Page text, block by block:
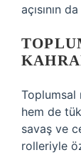
açısının
Toplumsal
hem de
savaş ve
rolleriyle